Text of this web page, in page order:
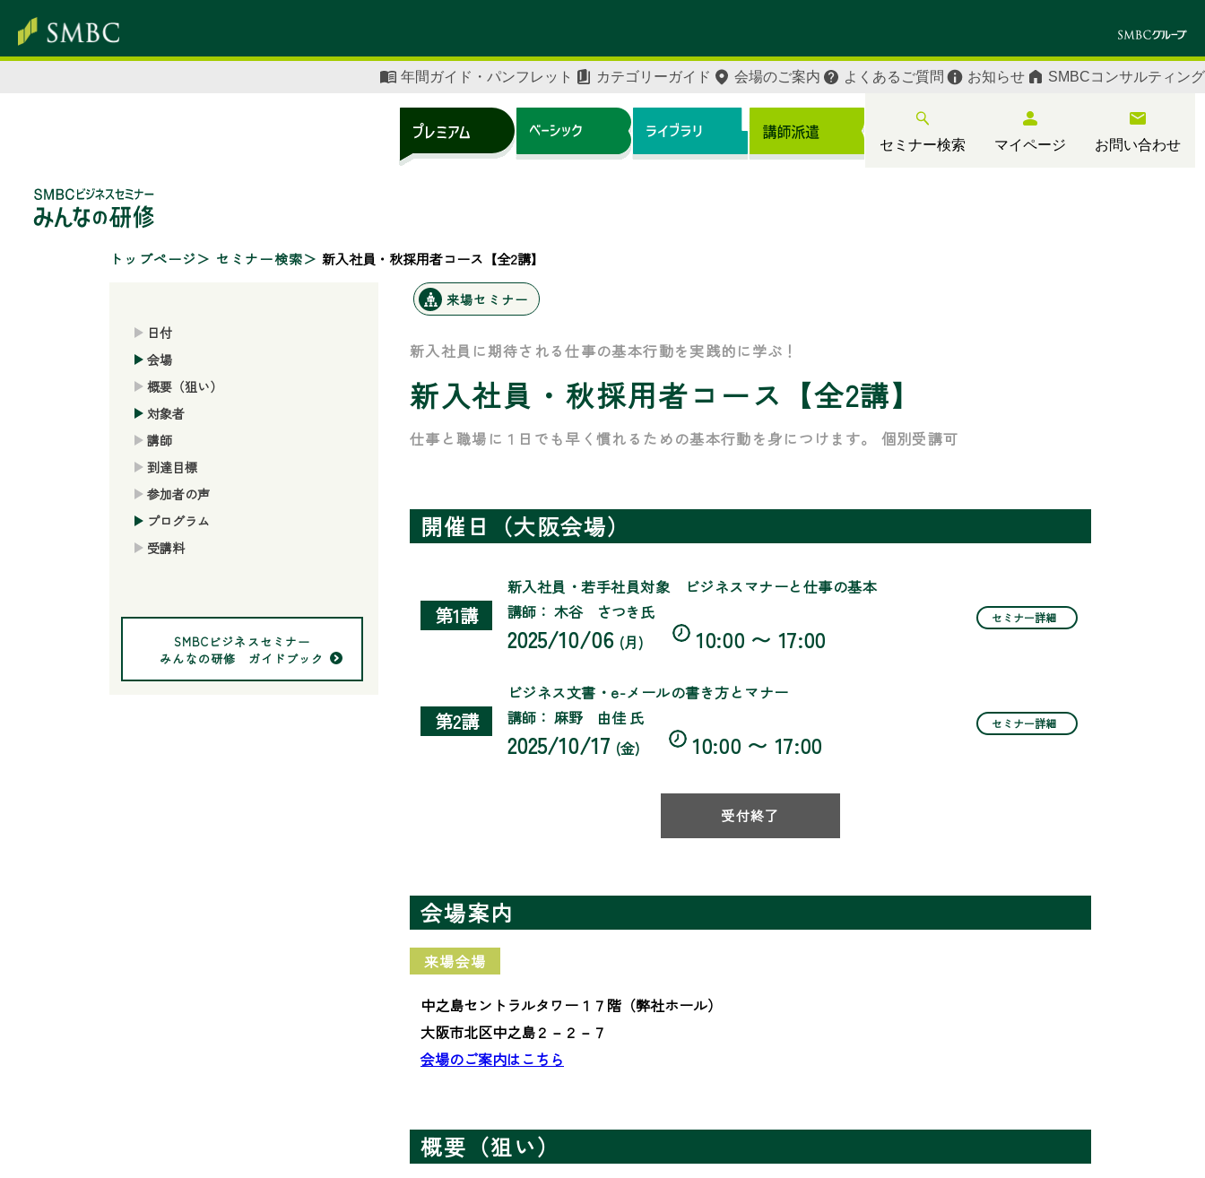
セミナー検索 マイページ お問い合わせ
年間ガイド・パンフレット カテゴリーガイド 会場のご案内 よくあるご質問 お知らせ SMBCコンサルティング
トップページ セミナー検索 新入社員・秋採用者コース【全2講】
日付
会場
概要（狙い）
対象者
講師
到達目標
参加者の声
プログラム
受講料
SMBCビジネスセミナー
みんなの研修 ガイドブック
来場セミナー
新入社員に期待される仕事の基本行動を実践的に学ぶ！
新入社員・秋採用者コース【全2講】
仕事と職場に１日でも早く慣れるための基本行動を身につけます。 個別受講可
開催日（大阪会場）
第1講
新入社員・若手社員対象 ビジネスマナーと仕事の基本
セミナー詳細
講師： 木谷 さつき氏
2025/10/06 (月) 10:00 〜 17:00
第2講
ビジネス文書・e-メールの書き方とマナー
セミナー詳細
講師： 麻野 由佳 氏
2025/10/17 (金) 10:00 〜 17:00
受付終了
会場案内
来場会場
中之島セントラルタワー１７階（弊社ホール）
大阪市北区中之島２－２－７
会場のご案内はこちら
概要（狙い）